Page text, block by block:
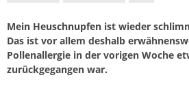
Mein Heuschnupfen ist wieder
Das ist vor allem deshalb
Pollenallergie in der vorigen Woche
zurückgegangen war.